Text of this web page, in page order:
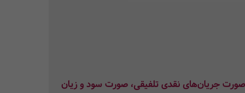
جریان‌های نقدی تلفیقی، صورت سود و زیان